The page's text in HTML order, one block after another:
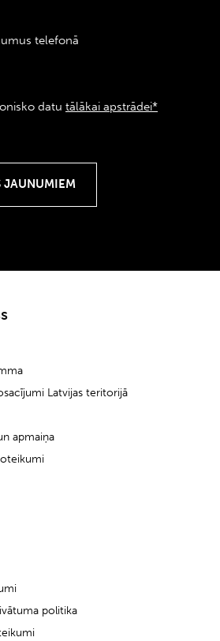
telefonā
datu tālākai apstrādei*
Latvijas teritorijā
apmaiņa
politika